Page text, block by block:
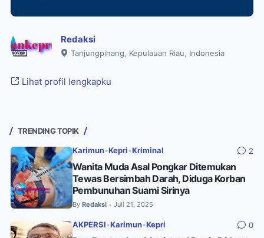
Redaksi
Tanjungpinang, Kepulauan Riau, Indonesia
Lihat profil lengkapku
TRENDING TOPIK
Karimun•Kepri •Kriminal 2
Wanita Muda Asal Pongkar Ditemukan
Tewas Bersimbah Darah, Diduga Korban
Pembunuhan Suami Sirinya
By Redaksi • Juli 21, 2025
AKPERSI •Karimun•Kepri 0